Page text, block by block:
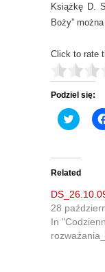
Książkę D.
Boży”
Click to rate
Podziel się:
C
l
t
o
s
h
a
r
e
o
n
T
Related
28
In